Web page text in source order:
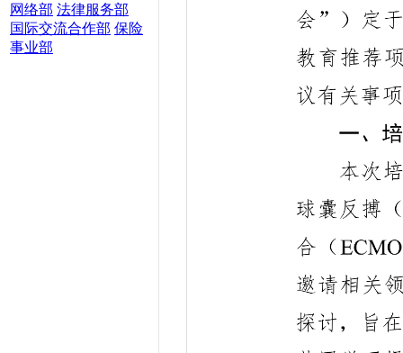
网络部 法律服务部
国际交流合作部 保险
事业部